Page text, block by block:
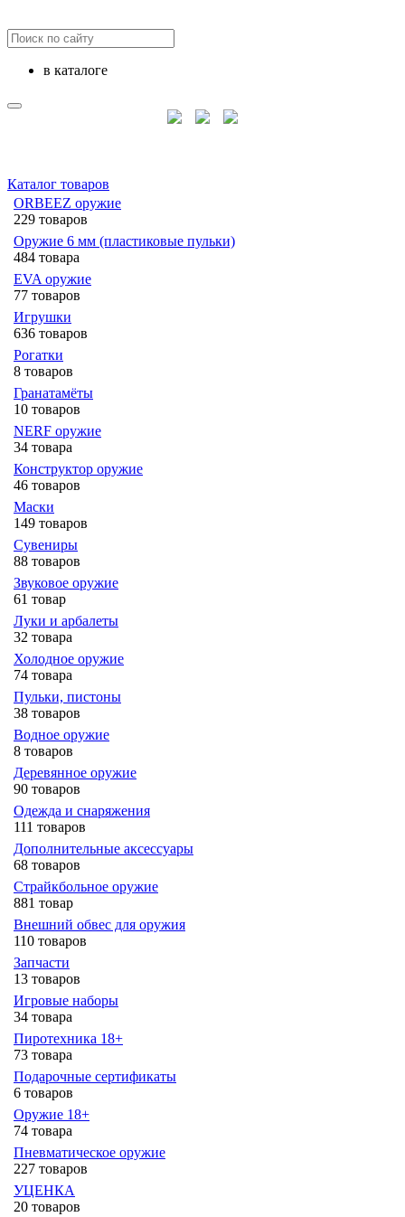
в каталоге
Каталог товаров
ORBEEZ оружие
229 товаров
Оружие 6 мм (пластиковые пульки)
484 товара
EVA оружие
77 товаров
Игрушки
636 товаров
Рогатки
8 товаров
Гранатамёты
10 товаров
NERF оружие
34 товара
Конструктор оружие
46 товаров
Маски
149 товаров
Сувениры
88 товаров
Звуковое оружие
61 товар
Луки и арбалеты
32 товара
Холодное оружие
74 товара
Пульки, пистоны
38 товаров
Водное оружие
8 товаров
Деревянное оружие
90 товаров
Одежда и снаряжения
111 товаров
Дополнительные аксессуары
68 товаров
Страйкбольное оружие
881 товар
Внешний обвес для оружия
110 товаров
Запчасти
13 товаров
Игровые наборы
34 товара
Пиротехника 18+
73 товара
Подарочные сертификаты
6 товаров
Оружие 18+
74 товара
Пневматическое оружие
227 товаров
УЦЕНКА
20 товаров